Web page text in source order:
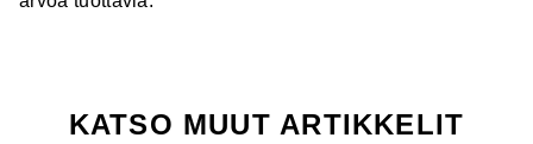
KATSO MUUT ARTIKKELIT